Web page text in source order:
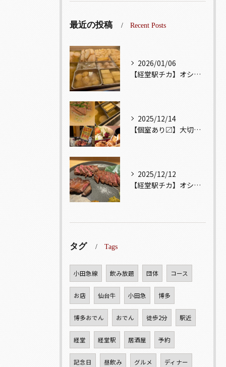
最近の投稿 Recent Posts
2026/01/06
【経堂駅チカ】オシャレ居酒屋🏮出汁が美味しいおでんがオススメ...
2025/12/14
【個室あり〼】大切な記念日、お祝い事でのご来店ぜひお待ちして...
2025/12/12
【経堂駅チカ】オシャレ居酒屋🏮自慢のお肉が楽しめる🐃お得なコ...
タグ Tags
小田急線 飲み放題 団体 コース
お店 仙台牛 小田急 博多
博多おでん おでん 徒歩2分 駅近
経堂 経堂駅 居酒屋 予約
記念日 昼飲み グルメ ディナー